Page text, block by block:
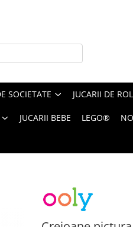
SOCIETATE JUCARII DE ROL
JUCARII BEBE LEGO®